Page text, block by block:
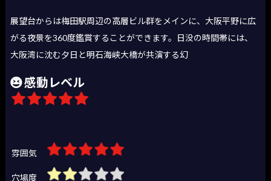
展望台からは梅田駅周辺の高層ビル群をメインに、大阪平野に広
がる夜景を360度鑑賞することができます。日没の時間帯には、
大阪湾に沈む夕日と明石海峡大橋が共演する幻
感動レベル
雰囲気
穴場度